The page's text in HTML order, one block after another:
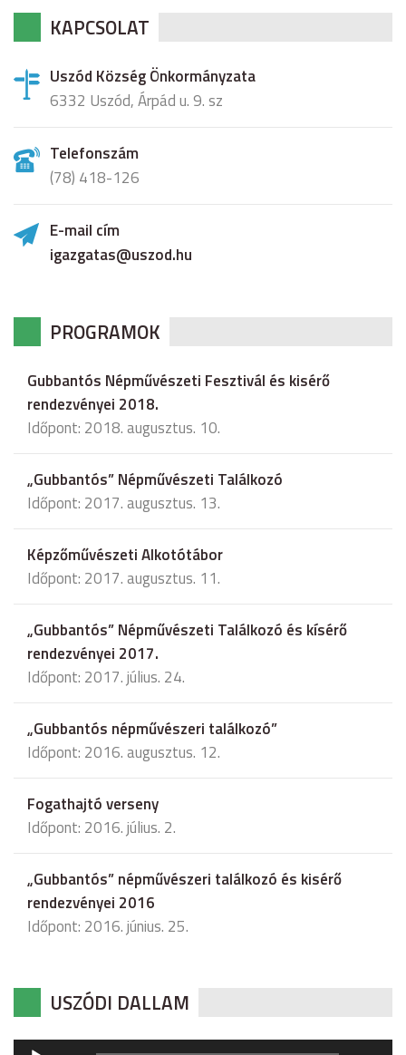
KAPCSOLAT
Uszód Község Önkormányzata
6332 Uszód, Árpád u. 9. sz
Telefonszám
(78) 418-126
E-mail cím
igazgatas@uszod.hu
PROGRAMOK
Gubbantós Népművészeti Fesztivál és kisérő
rendezvényei 2018.
Időpont: 2018. augusztus. 10.
„Gubbantós” Népművészeti Találkozó
Időpont: 2017. augusztus. 13.
Képzőművészeti Alkotótábor
Időpont: 2017. augusztus. 11.
„Gubbantós” Népművészeti Találkozó és kísérő
rendezvényei 2017.
Időpont: 2017. július. 24.
„Gubbantós népművészeri találkozó”
Időpont: 2016. augusztus. 12.
Fogathajtó verseny
Időpont: 2016. július. 2.
„Gubbantós” népművészeri találkozó és kisérő
rendezvényei 2016
Időpont: 2016. június. 25.
USZÓDI DALLAM